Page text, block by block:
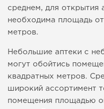
среднем, для открытия
необходима площадь
метров.
Небольшие аптеки с
могут обойтись
квадратных метров.
широкий ассортимент
помещения площадью